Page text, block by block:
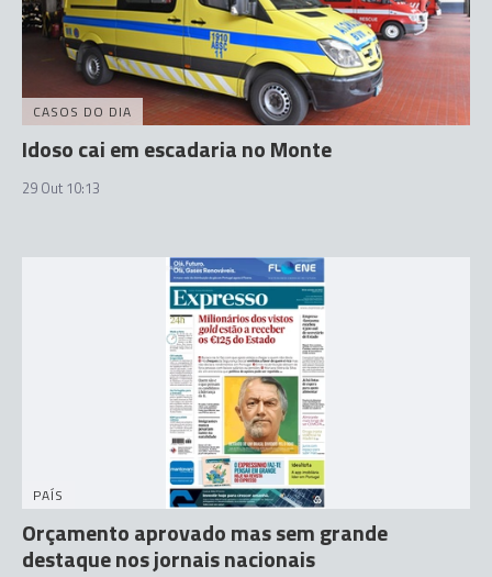
CASOS DO DIA
Idoso cai em escadaria no Monte
29 Out 10:13
PAÍS
Orçamento aprovado mas sem grande
destaque nos jornais nacionais